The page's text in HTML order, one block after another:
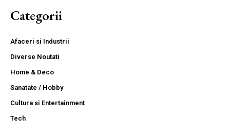
Categorii
Afaceri si Industrii
Diverse Noutati
Home & Deco
Sanatate / Hobby
Cultura si Entertainment
Tech